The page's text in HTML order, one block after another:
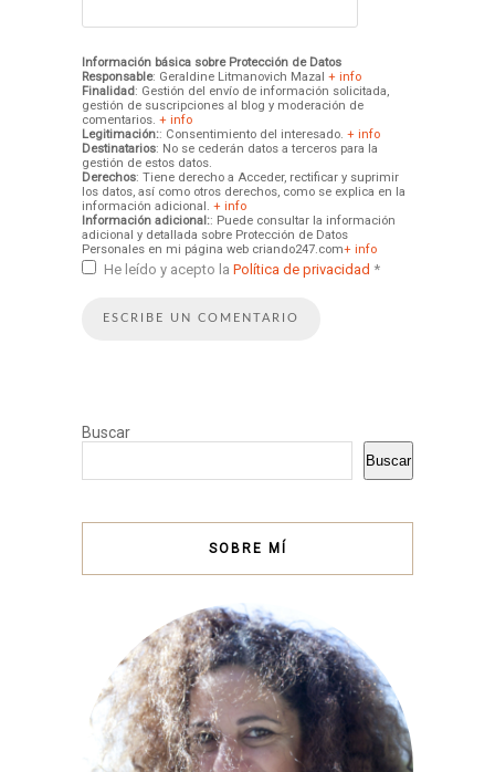
Información básica sobre Protección de Datos
Responsable: Geraldine Litmanovich Mazal + info
Finalidad: Gestión del envío de información solicitada,
gestión de suscripciones al blog y moderación de
comentarios. + info
Legitimación:: Consentimiento del interesado. + info
Destinatarios: No se cederán datos a terceros para la
gestión de estos datos.
Derechos: Tiene derecho a Acceder, rectificar y suprimir
los datos, así como otros derechos, como se explica en la
información adicional. + info
Información adicional:: Puede consultar la información
adicional y detallada sobre Protección de Datos
Personales en mi página web criando247.com+ info
He leído y acepto la Política de privacidad *
Buscar
Buscar
SOBRE MÍ